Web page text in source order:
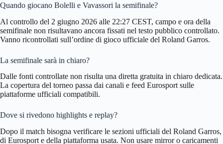
Quando giocano Bolelli e Vavassori la semifinale?
Al controllo del 2 giugno 2026 alle 22:27 CEST, campo e ora della
semifinale non risultavano ancora fissati nel testo pubblico controllato.
Vanno ricontrollati sull’ordine di gioco ufficiale del Roland Garros.
La semifinale sarà in chiaro?
Dalle fonti controllate non risulta una diretta gratuita in chiaro dedicata.
La copertura del torneo passa dai canali e feed Eurosport sulle
piattaforme ufficiali compatibili.
Dove si rivedono highlights e replay?
Dopo il match bisogna verificare le sezioni ufficiali del Roland Garros,
di Eurosport e della piattaforma usata. Non usare mirror o caricamenti